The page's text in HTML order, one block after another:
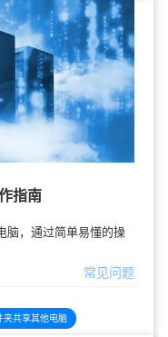
指南
脑，通过简单易懂的操
常见问题
夹共享其他电脑